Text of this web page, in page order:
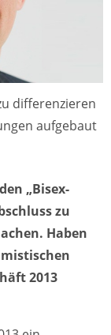
differenzieren
aufgebaut
„Bisex-
zu
Haben
2013